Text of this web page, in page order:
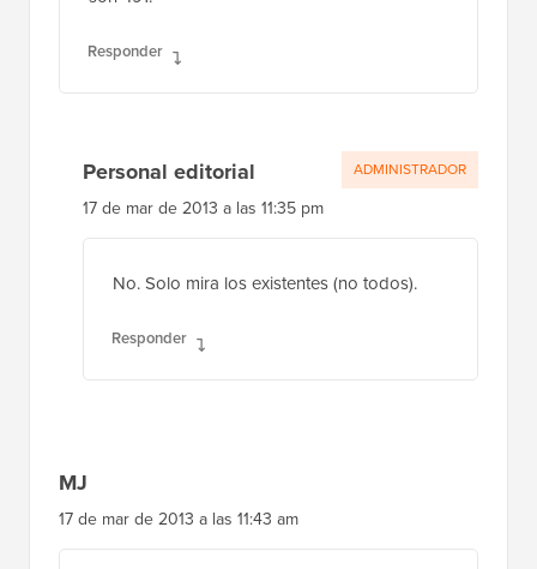
Responder
Personal editorial
17 de mar de 2013 a las 11:35 pm
No. Solo mira los existentes (no todos).
Responder
ADMINISTRADOR
MJ
17 de mar de 2013 a las 11:43 am